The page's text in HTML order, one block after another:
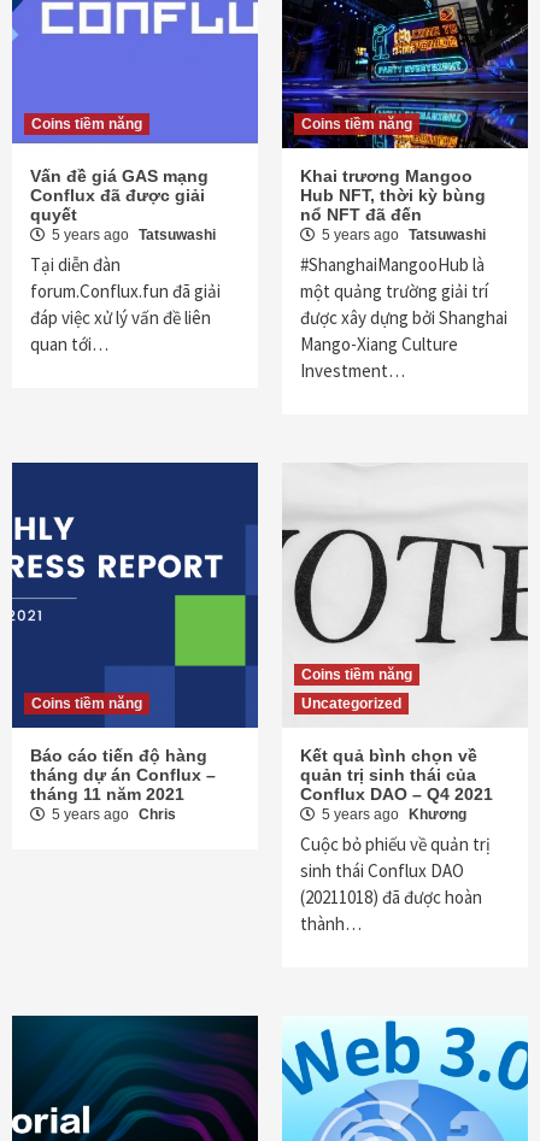
Coins tiềm năng
Vấn đề giá GAS mạng
Conflux đã được giải
quyết
5 years ago Tatsuwashi
Tại diễn đàn
forum.Conflux.fun đã giải
đáp việc xử lý vấn đề liên
quan tới…
Coins tiềm năng
Khai trương Mangoo
Hub NFT, thời kỳ bùng
nổ NFT đã đến
5 years ago Tatsuwashi
#ShanghaiMangooHub là
một quảng trường giải trí
được xây dựng bởi Shanghai
Mango-Xiang Culture
Investment…
Coins tiềm năng
Báo cáo tiến độ hàng
tháng dự án Conflux –
tháng 11 năm 2021
5 years ago Chris
Coins tiềm năng
Uncategorized
Kết quả bình chọn về
quản trị sinh thái của
Conflux DAO – Q4 2021
5 years ago Khương
Cuộc bỏ phiếu về quản trị
sinh thái Conflux DAO
(20211018) đã được hoàn
thành…